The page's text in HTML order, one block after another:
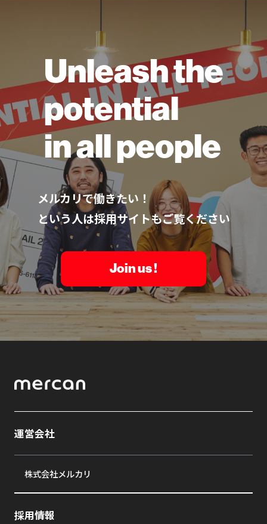
Unleash the
potential
in all people
メルカリで働きたい！
という人は採用サイトもご覧ください
Join us !
運営会社
株式会社メルカリ
採用情報